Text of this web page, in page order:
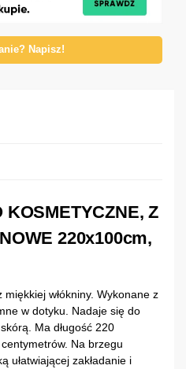
Napisz!
KOSMETYCZNE, Z
220x100cm,
włókniny. Wykonane z
w dotyku. Nadaje się do
Ma długość 220
Na brzegu
ułatwiającej zakładanie i